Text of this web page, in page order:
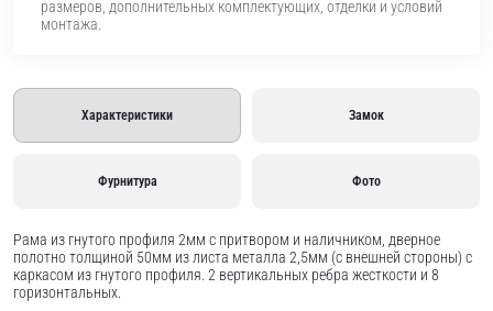
размеров, дополнительных комплектующих, отделки и условий
монтажа.
Характеристики Замок
Фурнитура Фото
Рама из гнутого профиля 2мм с притвором и наличником, дверное
полотно толщиной 50мм из листа металла 2,5мм (с внешней стороны) c
каркасом из гнутого профиля. 2 вертикальных ребра жесткости и 8
горизонтальных.